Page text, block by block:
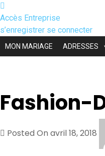
Accès Entreprise
s’enregistrer se connecter
MON MARIAGE ADRESSES
Fashion-
Posted On avril 18, 2018